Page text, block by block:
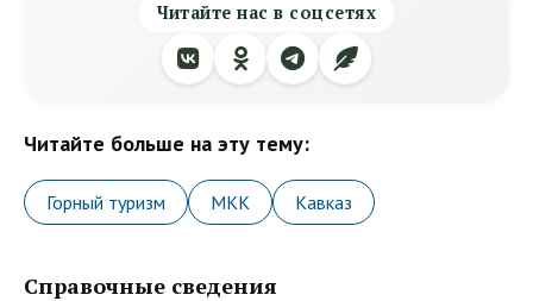
Читайте нас в соцсетях
Читайте больше на эту тему:
Горный туризм МКК Кавказ
Справочные сведения